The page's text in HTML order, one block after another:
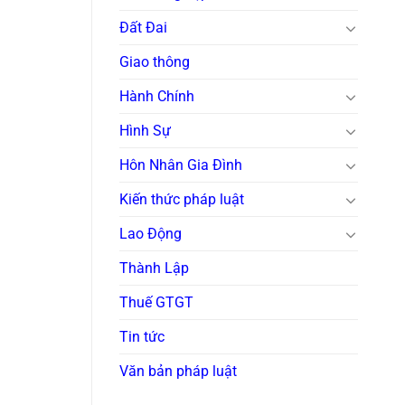
Đất Đai
Giao thông
Hành Chính
Hình Sự
Hôn Nhân Gia Đình
Kiến thức pháp luật
Lao Động
Thành Lập
Thuế GTGT
Tin tức
Văn bản pháp luật